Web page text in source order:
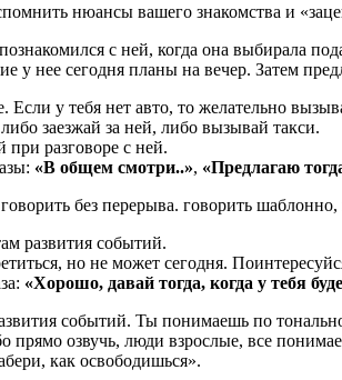
нюансы вашего знакомства и
с ней, когда она выбирала
у нее сегодня планы на вечер. Затем
у тебя нет авто, то желательно
заезжай за ней, либо вызывай такси.
при разговоре с ней.
«В общем смотри..», «Предлагаю
без перерыва. говорить шаблонно,
развития событий.
но не может сегодня.
«Хорошо, давай тогда, когда у тебя
событий. Ты понимаешь по
прямо озвучь, люди взрослые, все
как освободишься».